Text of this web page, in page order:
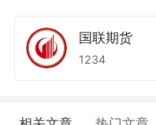
国联期货
1234